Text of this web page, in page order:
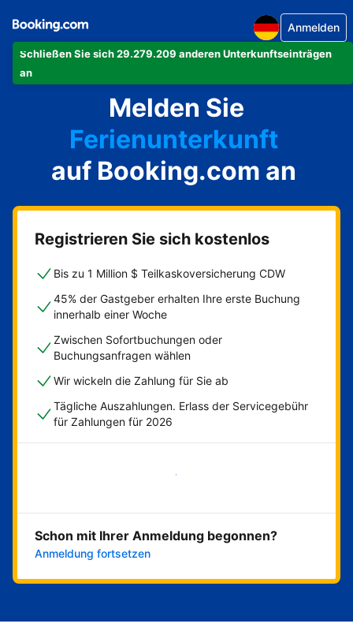
Schließen Sie sich 29.279.209 anderen Unterkunftseinträgen
an
Anmelden
Melden Sie
Ihre Ferienwohnung
Ihr Hotel
Ferienunterkunft
Ihre Pension
Ihr Bed & Breakfast
auf Booking.com an
Registrieren Sie sich kostenlos
Bis zu 1 Million $ Teilkaskoversicherung CDW
45% der Gastgeber erhalten Ihre erste Buchung
innerhalb einer Woche
Zwischen Sofortbuchungen oder
Buchungsanfragen wählen
Wir wickeln die Zahlung für Sie ab
Tägliche Auszahlungen. Erlass der Servicegebühr
für Zahlungen für 2026
Jetzt loslegen
Schon mit Ihrer Anmeldung begonnen?
Anmeldung fortsetzen